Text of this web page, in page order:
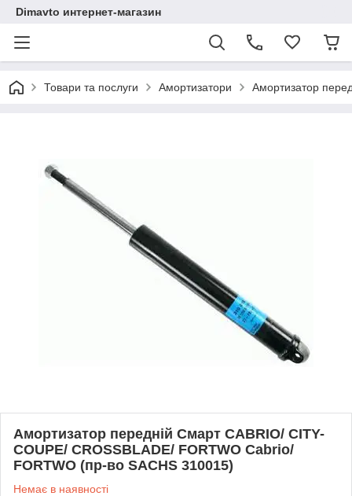
Dimavto интернет-магазин
Товари та послуги Амортизатори Амортизатор
Амортизатор передній Смарт CABRIO/ CITY-
COUPE/ CROSSBLADE/ FORTWO Cabrio/
FORTWO (пр-во SACHS 310015)
Немає в наявності